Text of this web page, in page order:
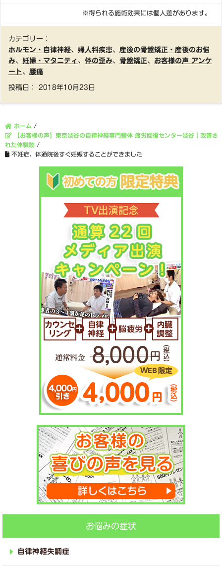
※得られる施術効果には個人差があります。
カテゴリー：
ホルモン・自律神経、 婦人科疾患、 産後の骨盤矯正・産後のお悩
み、 妊婦・マタニティ 、 体の歪み、 骨盤矯正、 お客様の声 アンケ
ート 、 腰痛
投稿日： 2018年10月23日
ホーム /
【お客様の声】東京渋谷の自律神経専門整体 疲労回復センター渋谷｜改善さ
れた体験談 /
不妊症、体通院後すぐ妊娠することができました
お悩みの症状
自律神経失調症